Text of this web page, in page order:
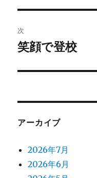
ビ
ゲ
ー
シ
ン
稿:
次
次
投
笑顔で登校
アーカイブ
2026年7月
2026年6月